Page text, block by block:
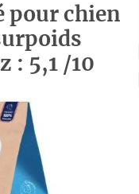
pour chien
: 5,1 /10